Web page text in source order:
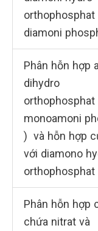
orthophosphat
diamoni
Phân hỗn hợp
dihydro
orthophosphat
monoamoni
) và hỗn hợp
với diamono
orthophosphat
Phân hỗn hợp
chứa nitrat và